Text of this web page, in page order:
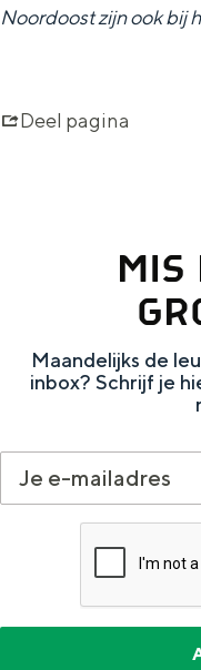
Noordoost zijn ook bij
Deel pagina
MIS
Maandelijks de
inbox? Schrijf je